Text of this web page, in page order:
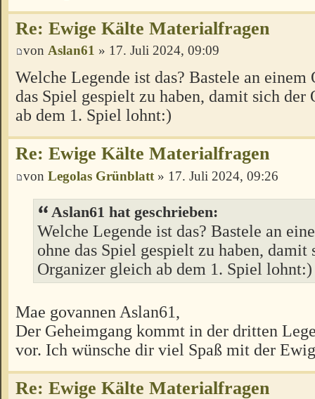
Re: Ewige Kälte Materialfragen
von Aslan61 » 17. Juli 2024, 09:09
Welche Legende ist das? Bastele an einem
das Spiel gespielt zu haben, damit sich der
ab dem 1. Spiel lohnt:)
Re: Ewige Kälte Materialfragen
von Legolas Grünblatt » 17. Juli 2024, 09:26
Aslan61 hat geschrieben:
Welche Legende ist das? Bastele an
ohne das Spiel gespielt zu haben, damit
Organizer gleich ab dem 1. Spiel lohnt:)
Mae govannen Aslan61,
Der Geheimgang kommt in der dritten
vor. Ich wünsche dir viel Spaß mit der
Re: Ewige Kälte Materialfragen